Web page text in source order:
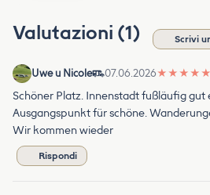
Valutazioni (1) Scrivi
Uwe u Nicole 07.06.2026★ ★ ★ ★ ★
Schöner Platz. Innenstadt fußläufig gut
Ausgangspunkt für schöne.
Wir kommen wieder
Rispondi